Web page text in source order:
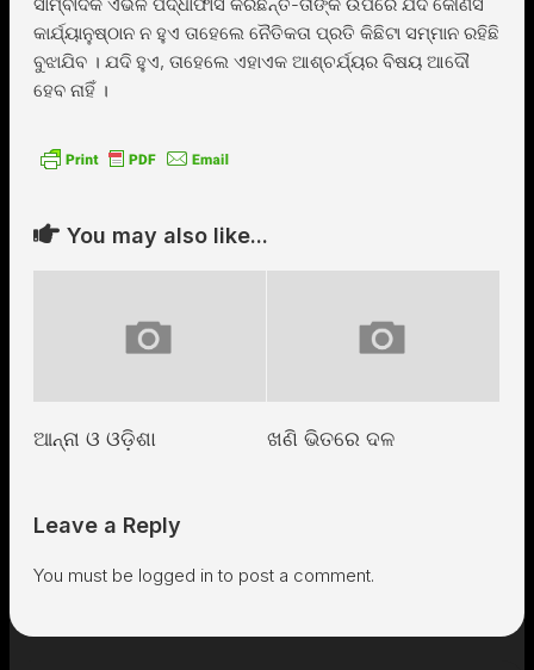
କାର୍ଯ୍ୟାନୁଷ୍ଠାନ ନ ହୁଏ ତାହେଲେ ନୈତିକତା ପ୍ରତି କିଛିଟା ସମ୍ମାନ ରହିଛି
ବୁଝାଯିବ । ଯଦି ହୁଏ, ତାହେଲେ ଏହାଏକ ଆଶ୍ଚର୍ଯ୍ୟର ବିଷୟ ଆଦୌ
ହେବ ନାହିଁ ।
You may also like...
ଆନ୍ନା ଓ ଓଡ଼ିଶା ଖଣି ଭିତରେ ଦଳ
Leave a Reply
You must be logged in to post a comment.